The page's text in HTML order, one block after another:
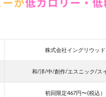
株式会社イングリウッド
和/洋/中/創作/エスニック/ス
初回限定467円〜(税込）